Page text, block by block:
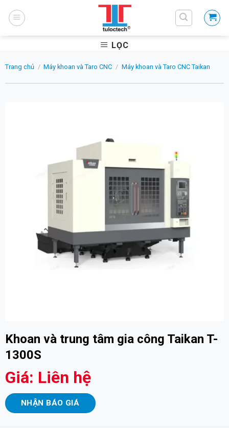
LỌC
Trang chủ / Máy khoan và Taro CNC / Máy khoan và Taro CNC Taikan
Khoan và trung tâm gia công Taikan T-
1300S
Giá: Liên hệ
NHẬN BÁO GIÁ